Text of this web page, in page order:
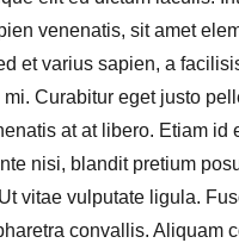
venenatis, sit amet
et varius sapien, a
Curabitur eget justo
at at libero. Etiam id
nisi, blandit pretium
vitae vulputate ligula.
convallis. Aliquam